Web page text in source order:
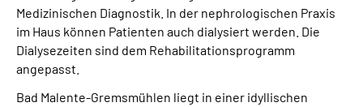
Medizinischen Diagnostik. In der nephrologischen Praxis
im Haus können Patienten auch dialysiert werden. Die
Dialysezeiten sind dem Rehabilitationsprogramm
angepasst.
Bad Malente-Gremsmühlen liegt in einer idyllischen